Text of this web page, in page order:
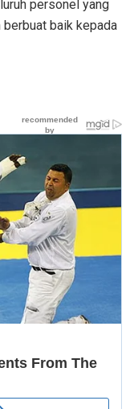
personel yang
berbuat baik kepada